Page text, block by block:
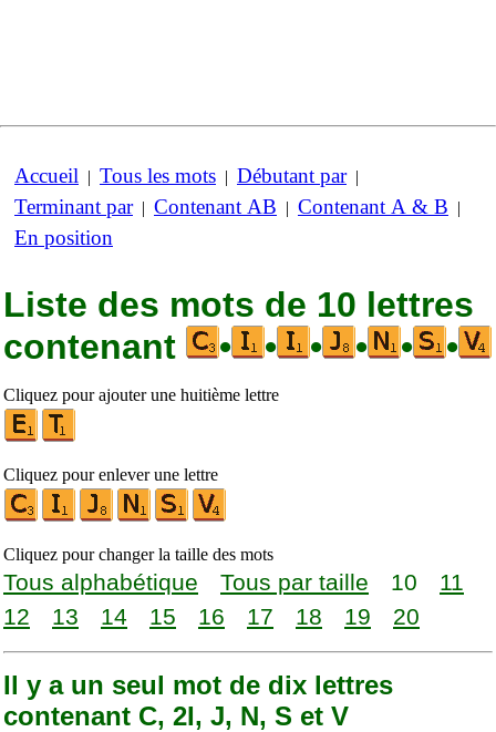
Accueil | Tous les mots | Débutant par|
Terminant par| Contenant AB | Contenant A & B |
En position
Liste des mots de 10 lettres
contenant
• • • • • •
Cliquez pour ajouter une huitième lettre
Cliquez pour enlever une lettre
Cliquez pour changer la taille des mots
Tous alphabétique Tous par taille 10
11
12
13 14 15 16 17 18 19 20
Il y a un seul mot de dix lettres
contenant C, 2I, J, N, S et V